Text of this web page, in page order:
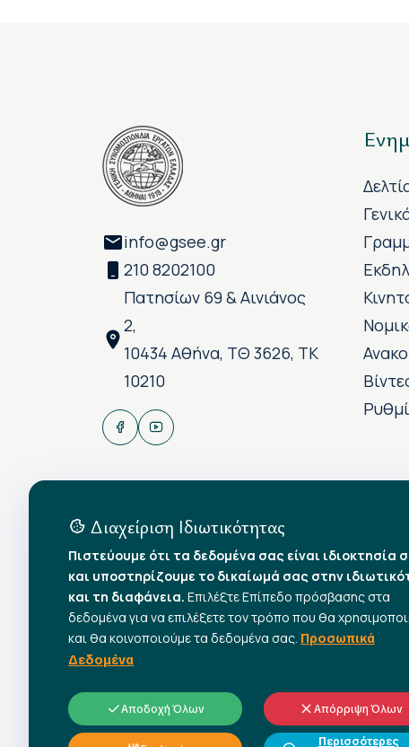
info@gsee.gr
210 8202100
Πατησίων 69 & Αινιάνος
2,
10434 Αθήνα, ΤΘ 3626, ΤΚ
10210
Διαχείριση Ιδιωτικότητας
Πιστεύουμε ότι τα δεδομένα σας είναι ιδιοκτησία
και υποστηρίζουμε το δικαίωμά σας στην
και τη διαφάνεια. Επιλέξτε Επίπεδο πρόσβασης στα
δεδομένα για να επιλέξετε τον τρόπο που θα
και θα κοινοποιούμε τα δεδομένα σας. Προσωπικά
Δεδομένα
Αποδοχή Όλων Απόρριψη Όλων
Περισσότερες